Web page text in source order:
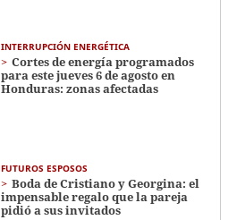
INTERRUPCIÓN ENERGÉTICA
Cortes de energía programados
para este jueves 6 de agosto en
Honduras: zonas afectadas
FUTUROS ESPOSOS
Boda de Cristiano y Georgina: el
impensable regalo que la pareja
pidió a sus invitados